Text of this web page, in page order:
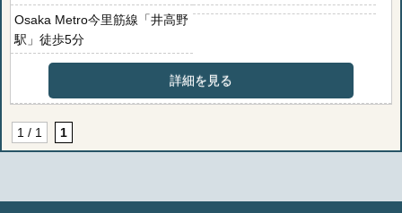
Osaka Metro今里筋線「井高野
駅」徒歩5分
詳細を見る
1 / 1 1